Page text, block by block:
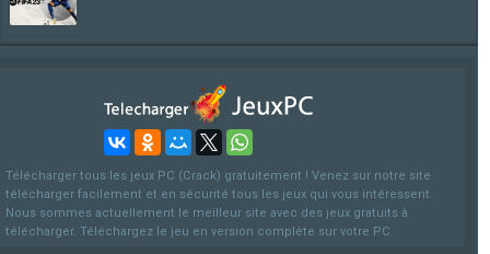
Télécharger tous les jeux PC (Crack) gratuitement ! Venez sur notre site
télécharger facilement et en sécurité tous les jeux qui vous intéressent.
Nous sommes actuellement le meilleur site avec des jeux gratuits à
télécharger. Téléchargez le jeu en version complète sur votre PC.